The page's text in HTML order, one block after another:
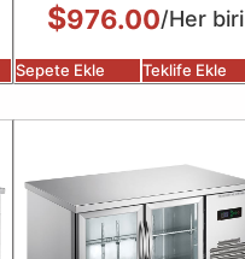
$976.00/Her biri
Sepete Ekle Teklife Ekle